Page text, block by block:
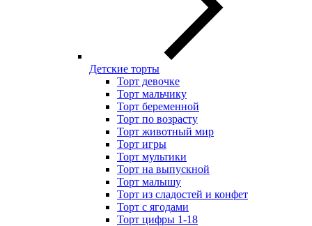
Детские торты
Торт девочке
Торт мальчику
Торт беременной
Торт по возрасту
Торт животный мир
Торт игры
Торт мультики
Торт на выпускной
Торт малышу
Торт из сладостей и конфет
Торт с ягодами
Торт цифры 1-18